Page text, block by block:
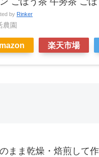
by Rinker
農園
楽天市場
まま乾燥・焙煎して